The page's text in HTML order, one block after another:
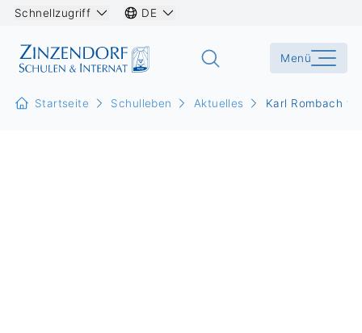
Schnellzugriff DE
Menü
Startseite Schulleben Aktuelles Karl Rombach